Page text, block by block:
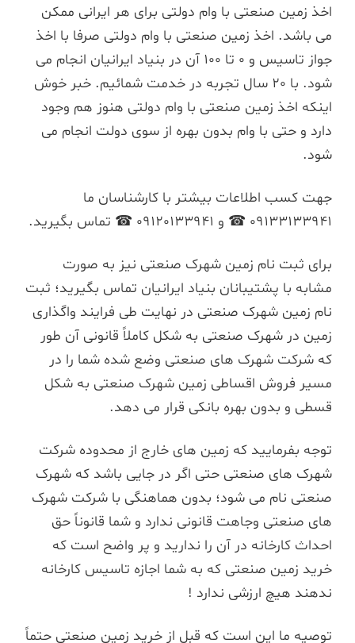
اخذ زمین صنعتی با وام دولتی برای هر ایرانی ممکن
می باشد. اخذ زمین صنعتی با وام دولتی صرفا با اخذ
جواز تاسیس و 0 تا 100 آن در بنیاد ایرانیان انجام می
شود. با 20 سال تجربه در خدمت شمائیم. خبر خوش
اینکه اخذ زمین صنعتی با وام دولتی هنوز هم وجود
دارد و حتی با وام بدون بهره از سوی دولت انجام می
شود.
جهت کسب اطلاعات بیشتر با کارشناسان ما
09133133941 ☎ و 09120133941 ☎ تماس بگیرید.
برای ثبت نام زمین شهرک صنعتی نیز به صورت
مشابه با پشتیبانان بنیاد ایرانیان تماس بگیرید؛ ثبت
نام زمین شهرک صنعتی در نهایت طی فرایند واگذاری
زمین در شهرک صنعتی به شکل کاملاً قانونی آن طور
که شرکت شهرک های صنعتی وضع شده شما را در
مسیر فروش اقساطی زمین شهرک صنعتی به شکل
قسطی و بدون بهره بانکی قرار می دهد.
توجه بفرمایید که زمین های خارج از محدوده شرکت
شهرک های صنعتی حتی اگر در جایی باشد که شهرک
صنعتی نام می شود؛ بدون هماهنگی با شرکت شهرک
های صنعتی وجاهت قانونی ندارد و شما قانوناً حق
احداث کارخانه در آن را ندارید و پر واضح است که
خرید زمین صنعتی که به شما اجازه تاسیس کارخانه
ندهند هیچ ارزشی ندارد !
توصیه ما این است که قبل از خرید زمین صنعتی حتماً